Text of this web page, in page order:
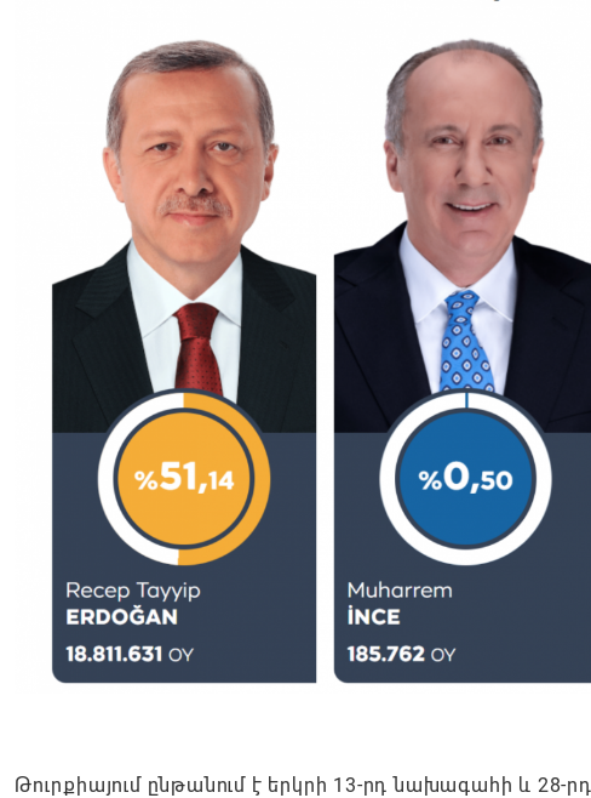
Թուրքիայում ընթանում է երկրի 13-րդ նախագահի և 28-